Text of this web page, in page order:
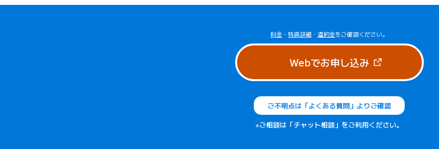
料金 ・ 特典詳細 ・ 違約金をご確認ください。
Webでお申し込み（新しいタブで
ご不明点は「よくある質問」よりご確認
※ご相談は「チャット相談」をご利用ください。